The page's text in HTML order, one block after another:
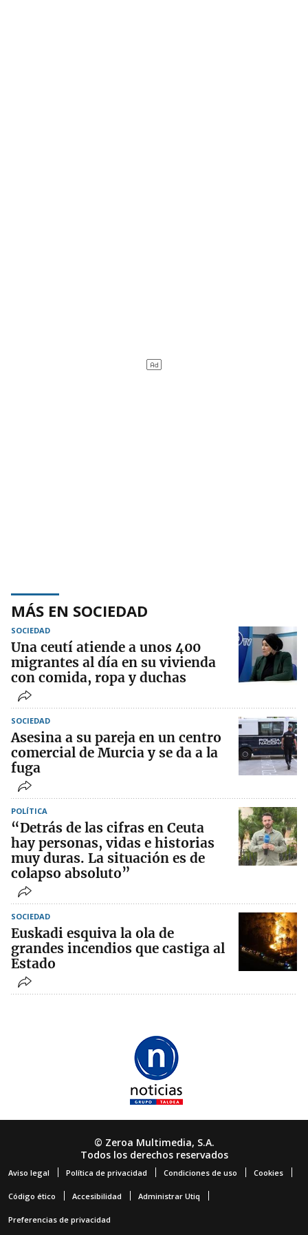
MÁS EN SOCIEDAD
SOCIEDAD
Una ceutí atiende a unos 400
migrantes al día en su vivienda
con comida, ropa y duchas
SOCIEDAD
Asesina a su pareja en un centro
comercial de Murcia y se da a la
fuga
POLÍTICA
“Detrás de las cifras en Ceuta
hay personas, vidas e historias
muy duras. La situación es de
colapso absoluto”
SOCIEDAD
Euskadi esquiva la ola de
grandes incendios que castiga al
Estado
© Zeroa Multimedia, S.A.
Todos los derechos reservados
Aviso legal Política de privacidad Condiciones de uso Cookies
Código ético Accesibilidad Administrar Utiq
Preferencias de privacidad